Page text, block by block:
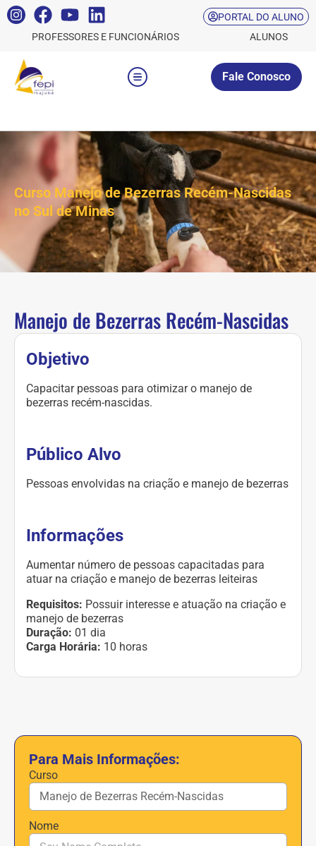
PORTAL DO ALUNO
PROFESSORES E FUNCIONÁRIOS
ALUNOS
Fale Conosco
Curso Manejo de Bezerras Recém-Nascidas
no Sul de Minas
Manejo de Bezerras Recém-Nascidas
Objetivo
Capacitar pessoas para otimizar o manejo de
bezerras recém-nascidas.
Público Alvo
Pessoas envolvidas na criação e manejo de bezerras
Informações
Aumentar número de pessoas capacitadas para
atuar na criação e manejo de bezerras leiteiras
Requisitos: Possuir interesse e atuação na criação e
manejo de bezerras
Duração: 01 dia
Carga Horária: 10 horas
Para Mais Informações:
Curso
Nome